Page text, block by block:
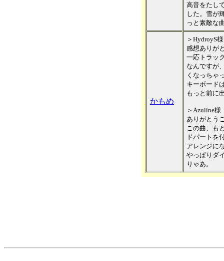
高音をたし
した。雪が
っと素敵な
かもめ
＞HydroyS様
感想ありが
一応トラッ
なんですが
くなっちゃ
キーボード
もっと前に
＞Azuline様
ありがとう
この曲、も
ドパートを
アレンジに
やっぱりダ
りゃあ。